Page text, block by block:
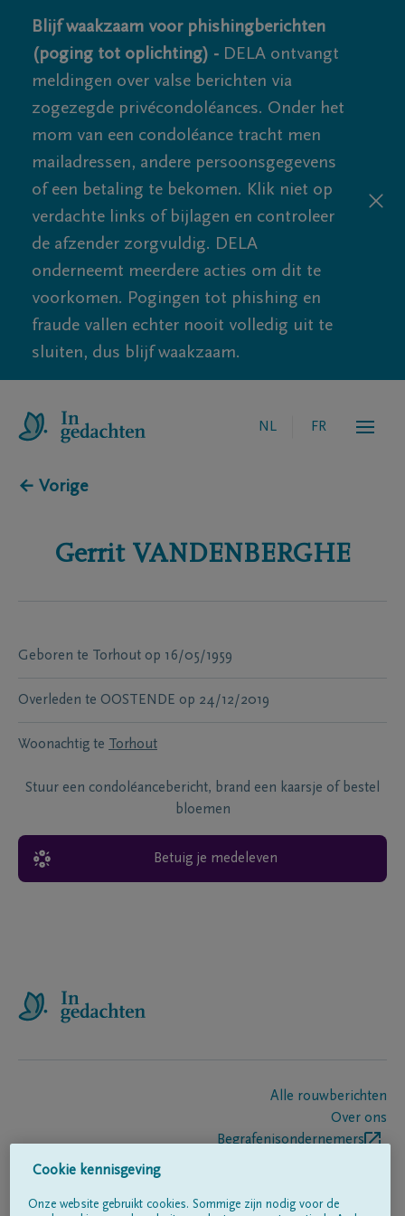
Blijf waakzaam voor phishingberichten
(poging tot oplichting) - DELA ontvangt
meldingen over valse berichten via
zogezegde privécondoléances. Onder het
mom van een condoléance tracht men
mailadressen, andere persoonsgegevens
of een betaling te bekomen. Klik niet op
verdachte links of bijlagen en controleer
de afzender zorgvuldig. DELA
onderneemt meerdere acties om dit te
voorkomen. Pogingen tot phishing en
fraude vallen echter nooit volledig uit te
sluiten, dus blijf waakzaam.
NL FR
← Vorige
Gerrit VANDENBERGHE
Geboren te Torhout op 16/05/1959
Overleden te OOSTENDE op 24/12/2019
Woonachtig te Torhout
Stuur een condoléancebericht, brand een kaarsje of bestel
bloemen
Betuig je medeleven
Alle rouwberichten
Over ons
Begrafenisondernemers
Cookie kennisgeving
Onze website gebruikt cookies. Sommige zijn nodig voor de